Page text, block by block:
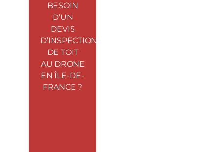
BESOIN
D’UN
DEVIS
D’INSPECTION
DE TOIT
AU DRONE
EN ÎLE-DE-
FRANCE ?